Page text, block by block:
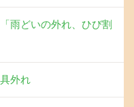
雨どいの外れ、ひび割
外れ